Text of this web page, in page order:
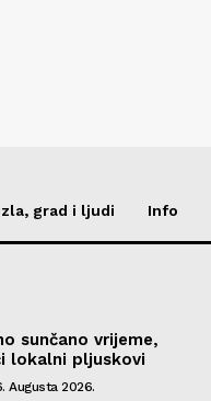
grad i ljudi Info
sunčano vrijeme,
lokalni pljuskovi
Augusta 2026.